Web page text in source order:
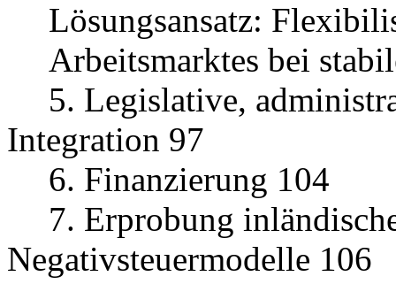
Lösungsansatz:
Arbeitsmarktes bei
5. Legislative,
Integration 97
6. Finanzierung 104
7. Erprobung
Negativsteuermodelle 106